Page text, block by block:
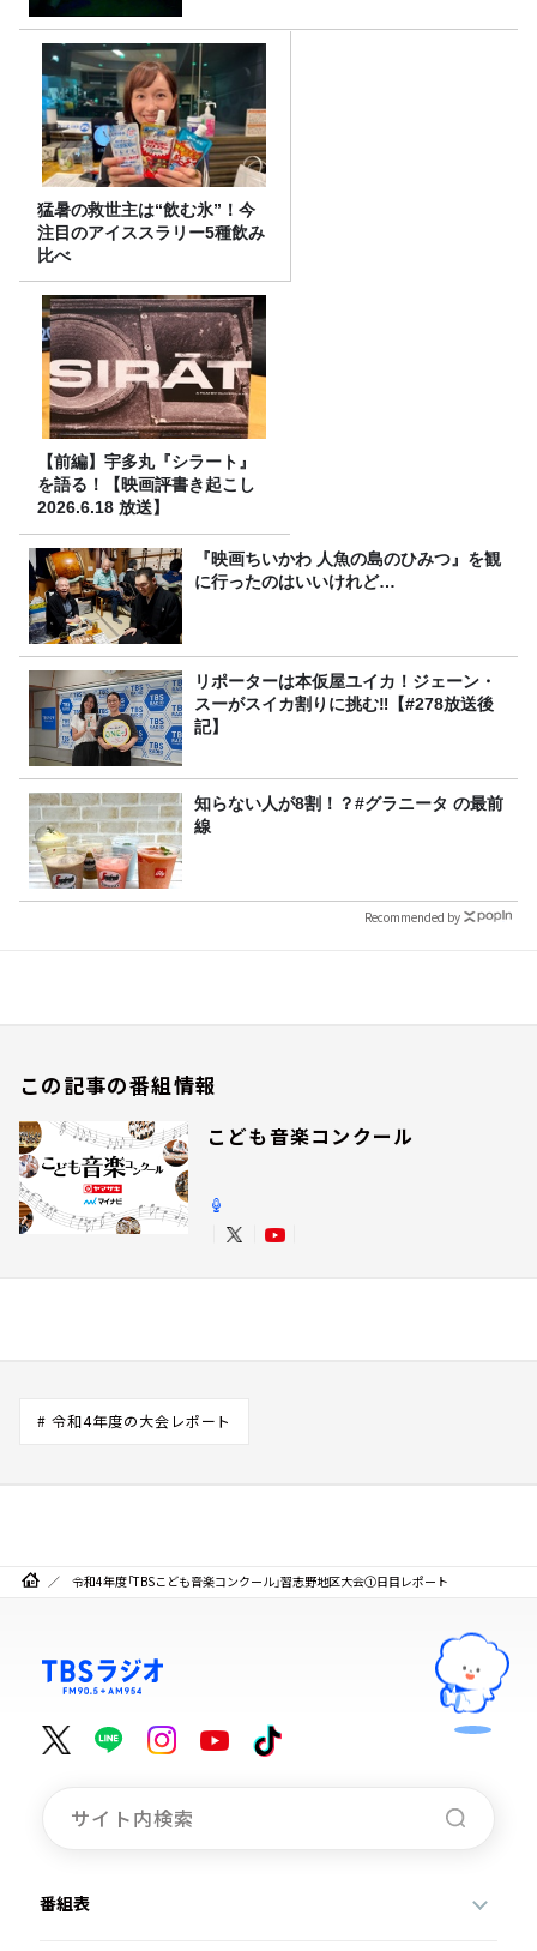
猛暑の救世主は“飲む氷”！今
注目のアイススラリー5種飲み
比べ
【前編】宇多丸『シラート』
を語る！【映画評書き起こし
2026.6.18 放送】
『映画ちいかわ 人魚の島のひみつ』を観
に行ったのはいいけれど…
リポーターは本仮屋ユイカ！ジェーン・
スーがスイカ割りに挑む‼【#278放送後
記】
知らない人が8割！？#グラニータ の最前
線
Recommended by
この記事の番組情報
こども音楽コンクール
# 令和4年度の大会レポート
令和4年度「TBSこども音楽コンクール」習志野地区大会①日目レポート
番組表